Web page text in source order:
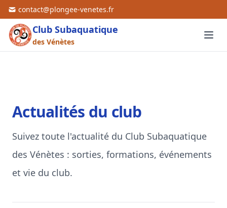
contact@plongee-venetes.fr
Club Subaquatique
des Vénètes
Actualités du club
Suivez toute l'actualité du Club Subaquatique
des Vénètes : sorties, formations, événements
et vie du club.